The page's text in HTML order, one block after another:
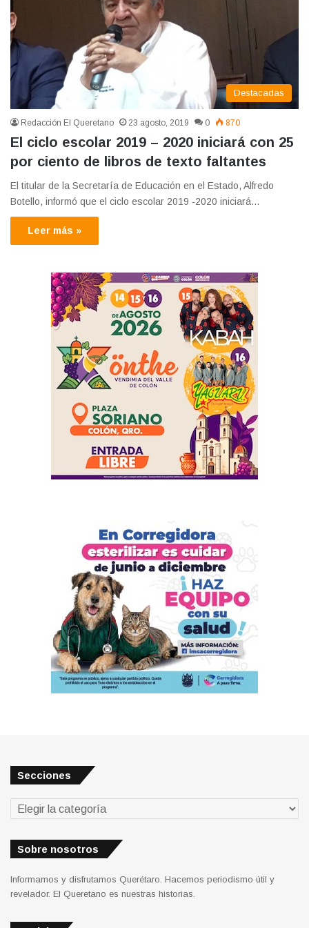
Destacadas
Redacción El Queretano 23 agosto, 2019 0 870
El ciclo escolar 2019 – 2020 iniciará con 25
por ciento de libros de texto faltantes
El titular de la Secretaría de Educación en el Estado, Alfredo
Botello, informó que el ciclo escolar 2019 -2020 iniciará…
Leer más »
Secciones
Secciones
Sobre nosotros
Informamos y disfrutamos Querétaro. Hacemos periodismo útil y
revelador. El Queretano es nuestras historias.